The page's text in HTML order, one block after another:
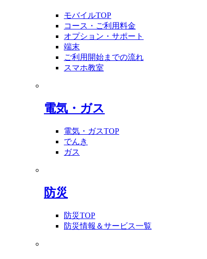
モバイルTOP
コース・ご利用料金
オプション・サポート
端末
ご利用開始までの流れ
スマホ教室
電気・ガス
電気・ガスTOP
でんき
ガス
防災
防災TOP
防災情報＆サービス一覧